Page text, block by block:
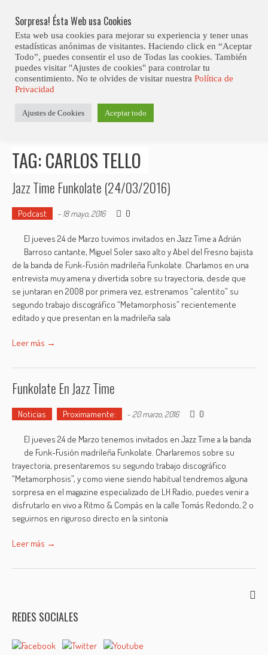
content
Club Contest.
Posts tagged "Carlos Tello"
TAG: CARLOS TELLO
Jazz Time Funkolate (24/03/2016)
Podcast - 18 mayo, 2016 0
El jueves 24 de Marzo tuvimos invitados en Jazz Time a Adrián
Barroso cantante, Miguel Soler saxo alto y Abel del Fresno bajista
de la banda de Funk-Fusión madrileña Funkolate. Charlamos en una
entrevista muy amena y divertida sobre su trayectoria, desde que
se juntaran en 2008 por primera vez, estrenamos “calentito” su
segundo trabajo discográfico “Metamorphosis” recientemente
editado y que presentan en la madrileña sala
Leer más →
Funkolate En Jazz Time
Noticias Proximamente: - 20 marzo, 2016 0
El jueves 24 de Marzo tenemos invitados en Jazz Time a la banda
de Funk-Fusión madrileña Funkolate. Charlaremos sobre su
trayectoria, presentaremos su segundo trabajo discográfico
“Metamorphosis”, y como viene siendo habitual tendremos alguna
sorpresa en el magazine especializado de LH Radio, puedes venir a
disfrutarlo en vivo a Ritmo & Compás en la calle Tomás Redondo, 2 o
seguirnos en riguroso directo en la sintonía
Leer más →
REDES SOCIALES
Sorpresa! Ésta Web usa Cookies
Esta web usa cookies para mejorar su experiencia y tener unas
estadísticas anónimas de visitantes. Haciendo click en “Aceptar
Todo”, puedes consentir el uso de Todas las cookies. También
puedes visitar "Ajustes de cookies" para controlar tu
consentimiento. No te olvides de visitar nuestra Política de
Privacidad
Ajustes de Cookies Aceptar todo